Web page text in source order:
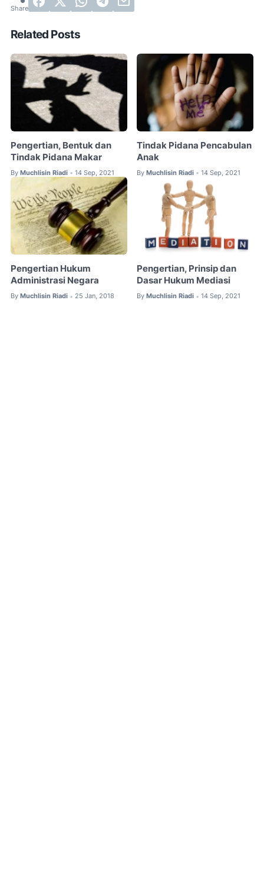
Related Posts
Pengertian, Bentuk dan
Tindak Pidana Makar
By Muchlisin Riadi • 14 Sep, 2021
Tindak Pidana Pencabulan
Anak
By Muchlisin Riadi • 14 Sep, 2021
Pengertian Hukum
Administrasi Negara
By Muchlisin Riadi • 25 Jan, 2018
Pengertian, Prinsip dan
Dasar Hukum Mediasi
By Muchlisin Riadi • 14 Sep, 2021